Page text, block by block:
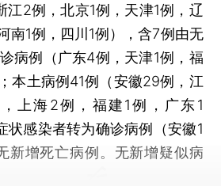
江2例，北京1例，天津1例，辽
南1例，四川1例），含7例由无
病例（广东4例，天津1例，福
本土病例41例（安徽29例，江
上海2例，福建1例，广东1
状感染者转为确诊病例（安徽1
新增死亡病例。无新增疑似病